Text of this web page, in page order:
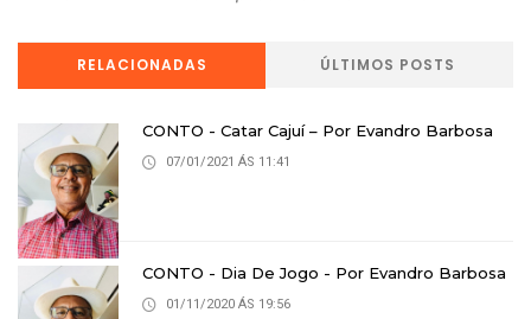
RELACIONADAS ÚLTIMOS POSTS
CONTO - Catar Cajuí – Por Evandro Barbosa
07/01/2021 ÁS 11:41
CONTO - Dia De Jogo - Por Evandro Barbosa
01/11/2020 ÁS 19:56